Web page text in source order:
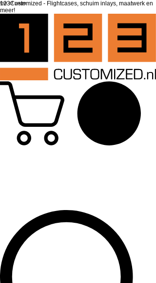
top of page
123Customized - Flightcases, schuim inlays, maatwerk en
meer!